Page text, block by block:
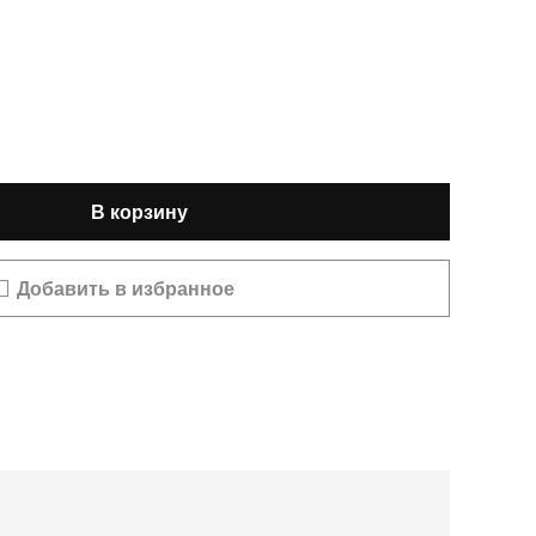
В корзину
Добавить в избранное